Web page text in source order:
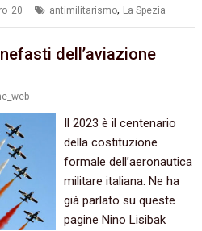
antimilitarismo, La Spezia
dell’aviazione
Il 2023 è il centenario
della costituzione
formale dell’aeronautica
militare italiana. Ne ha
già parlato su queste
pagine Nino Lisibak